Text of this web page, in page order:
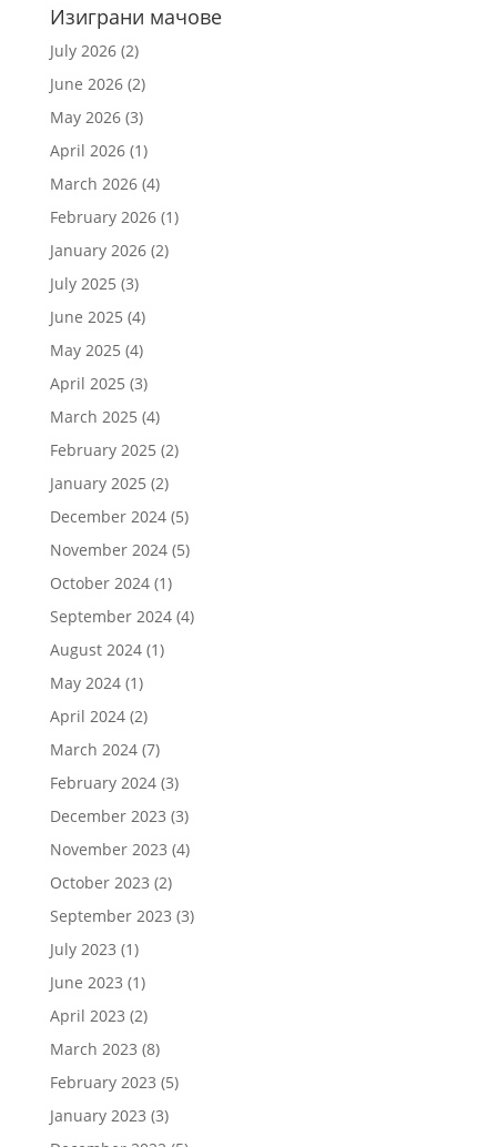
Изиграни мачове
July 2026(2)
June 2026(2)
May 2026(3)
April 2026(1)
March 2026(4)
February 2026(1)
January 2026(2)
July 2025 (3)
June 2025 (4)
May 2025 (4)
April 2025 (3)
March 2025 (4)
February 2025 (2)
January 2025 (2)
December 2024(5)
November 2024(5)
October 2024(1)
September 2024(4)
August 2024(1)
May 2024(1)
April 2024(2)
March 2024(7)
February 2024(3)
December 2023 (3)
November 2023 (4)
October 2023 (2)
September 2023 (3)
July 2023 (1)
June 2023 (1)
April 2023 (2)
March 2023 (8)
February 2023 (5)
January 2023 (3)